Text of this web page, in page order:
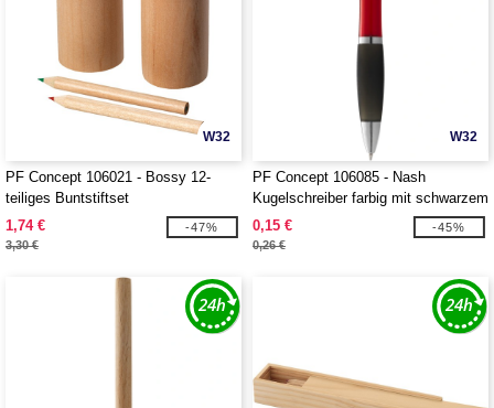
W32
PF Concept 106021 - Bossy 12-
teiliges Buntstiftset
1,74 €
3,30 €
-47%
W32
PF Concept 106085 - Nash
Kugelschreiber farbig mit schwarzem
Griff
0,15 €
0,26 €
-45%